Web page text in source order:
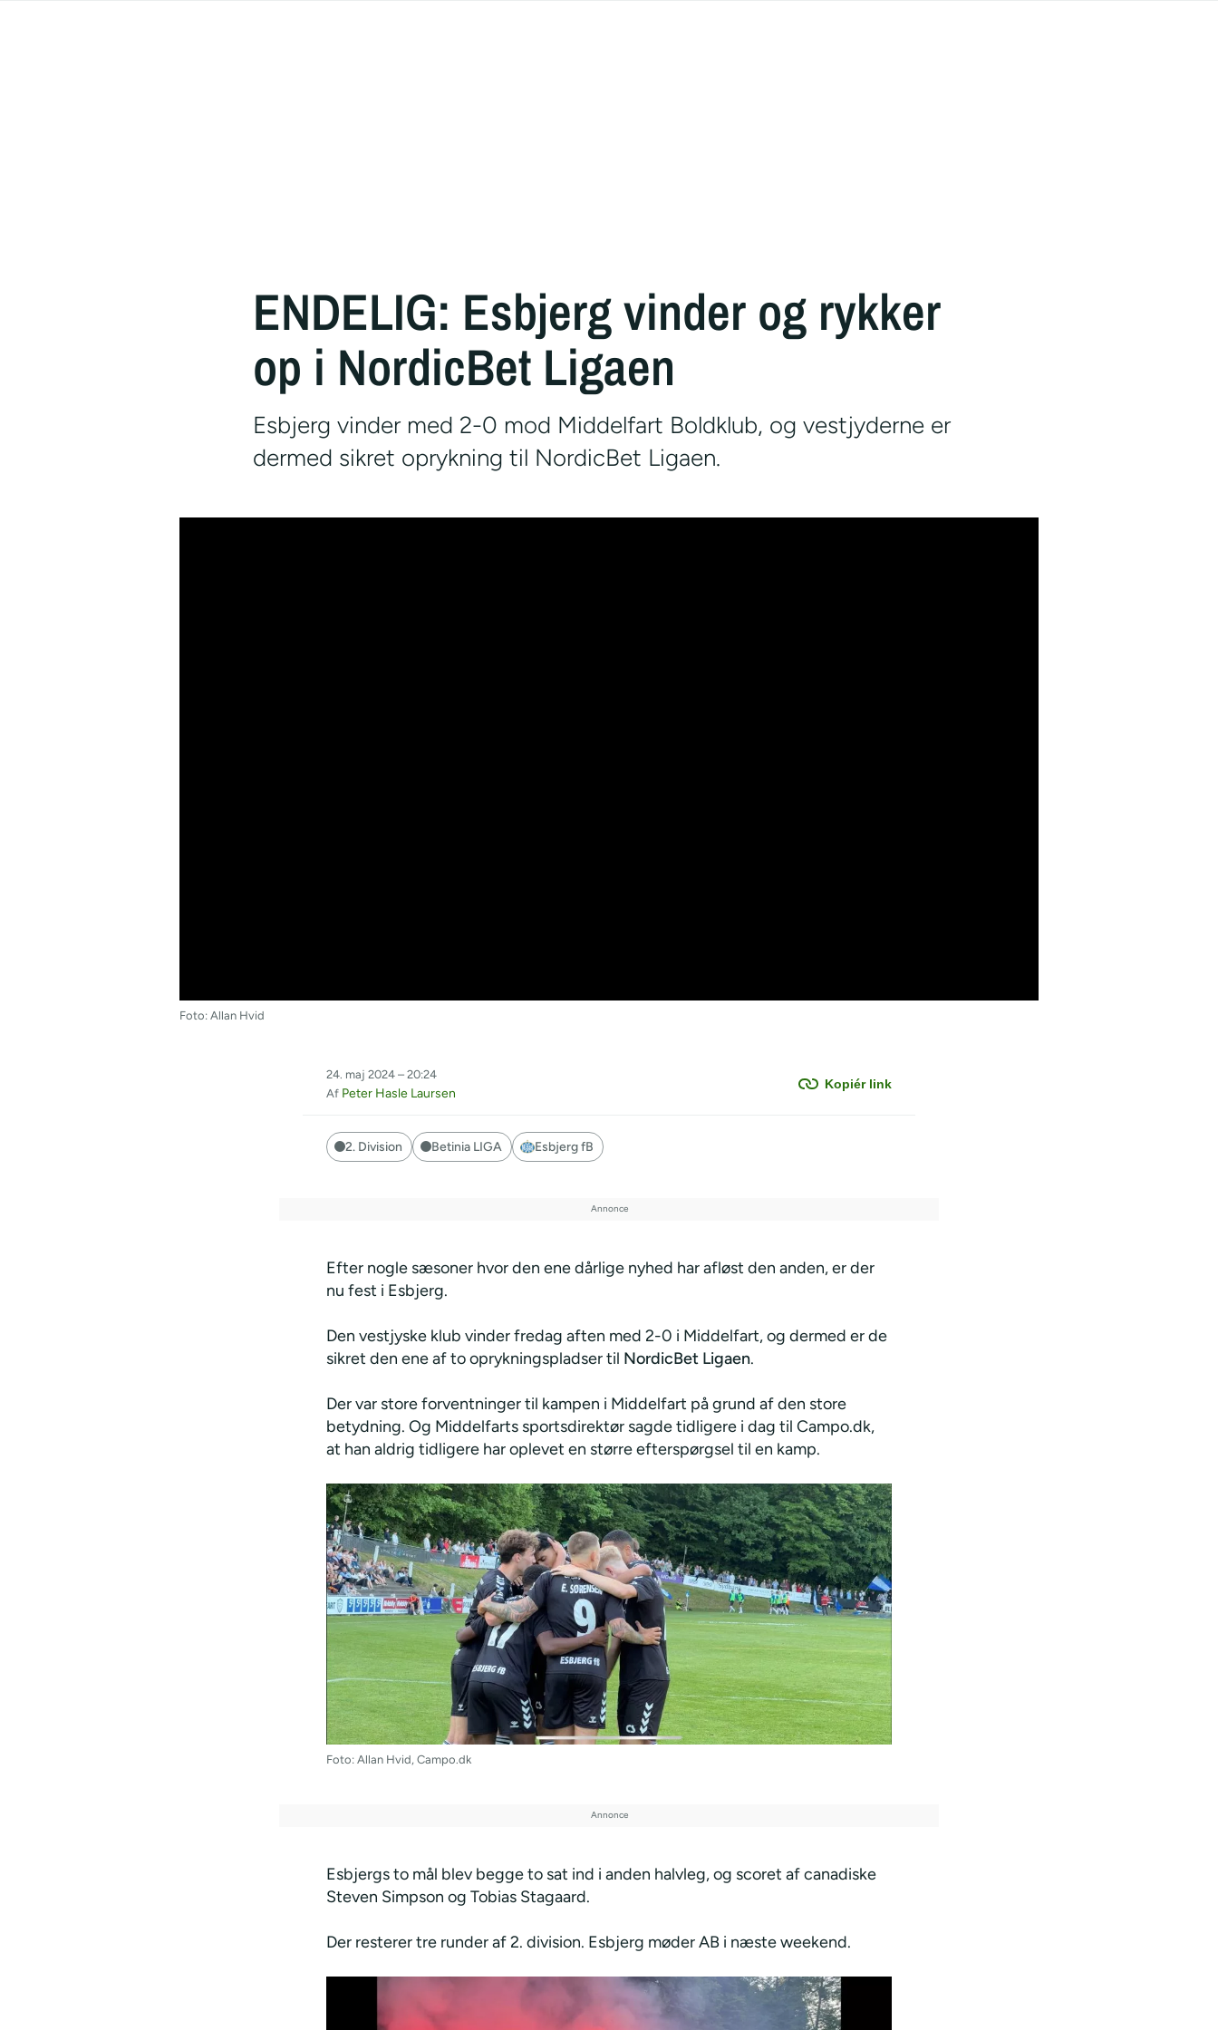
ENDELIG: Esbjerg vinder og rykker
op i NordicBet Ligaen
Esbjerg vinder med 2-0 mod Middelfart Boldklub, og vestjyderne er
dermed sikret oprykning til NordicBet Ligaen.
Foto: Allan Hvid
Kopiér link
24. maj 2024 – 20:24
Af Peter Hasle Laursen
2. Division Betinia LIGA Esbjerg fB
Efter nogle sæsoner hvor den ene dårlige nyhed har afløst den anden, er der
nu fest i Esbjerg.
Den vestjyske klub vinder fredag aften med 2-0 i Middelfart, og dermed er de
sikret den ene af to oprykningspladser til NordicBet Ligaen.
Der var store forventninger til kampen i Middelfart på grund af den store
betydning. Og Middelfarts sportsdirektør sagde tidligere i dag til Campo.dk,
at han aldrig tidligere har oplevet en større efterspørgsel til en kamp.
Foto: Allan Hvid, Campo.dk
Esbjergs to mål blev begge to sat ind i anden halvleg, og scoret af canadiske
Steven Simpson og Tobias Stagaard.
Der resterer tre runder af 2. division. Esbjerg møder AB i næste weekend.